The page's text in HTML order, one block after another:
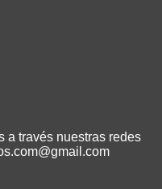
a través nuestras redes